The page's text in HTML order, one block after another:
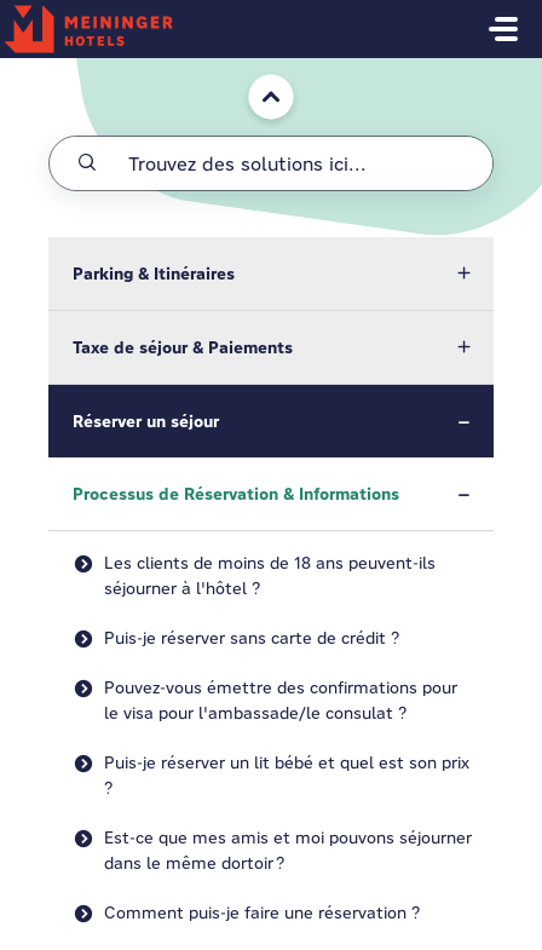
Passer au contenu principal
Accueil
Parking & Itinéraires
Taxe de séjour & Paiements
Réserver un séjour
Processus de Réservation & Informations
Les clients de moins de 18 ans peuvent-ils
séjourner à l'hôtel ?
Puis-je réserver sans carte de crédit ?
Pouvez-vous émettre des confirmations pour
le visa pour l'ambassade/le consulat ?
Puis-je réserver un lit bébé et quel est son prix
?
Est-ce que mes amis et moi pouvons séjourner
dans le même dortoir ?
Comment puis-je faire une réservation ?